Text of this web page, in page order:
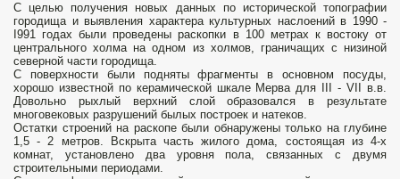
С целью получения новых данных по исторической топографии
городища и выявления характера культурных наслоений в 1990 -
I991 годах были проведены раскопки в 100 метрах к востоку от
центрального холма на одном из холмов, граничащих с низиной
северной части городища.
С поверхности были подняты фрагменты в основном посуды,
хорошо известной по керамической шкале Мерва для III - VII в.в.
Довольно рыхлый верхний слой образовался в результате
многовековых разрушений былых построек и натеков.
Остатки строений на раскопе были обнаружены только на глубине
1,5 - 2 метров. Вскрыта часть жилого дома, состоящая из 4-х
комнат, установлено два уровня пола, связанных с двумя
строительными периодами.